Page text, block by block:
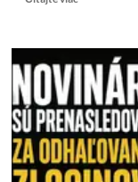
Volkswagen
ako
symptóm
úpadku
Európy